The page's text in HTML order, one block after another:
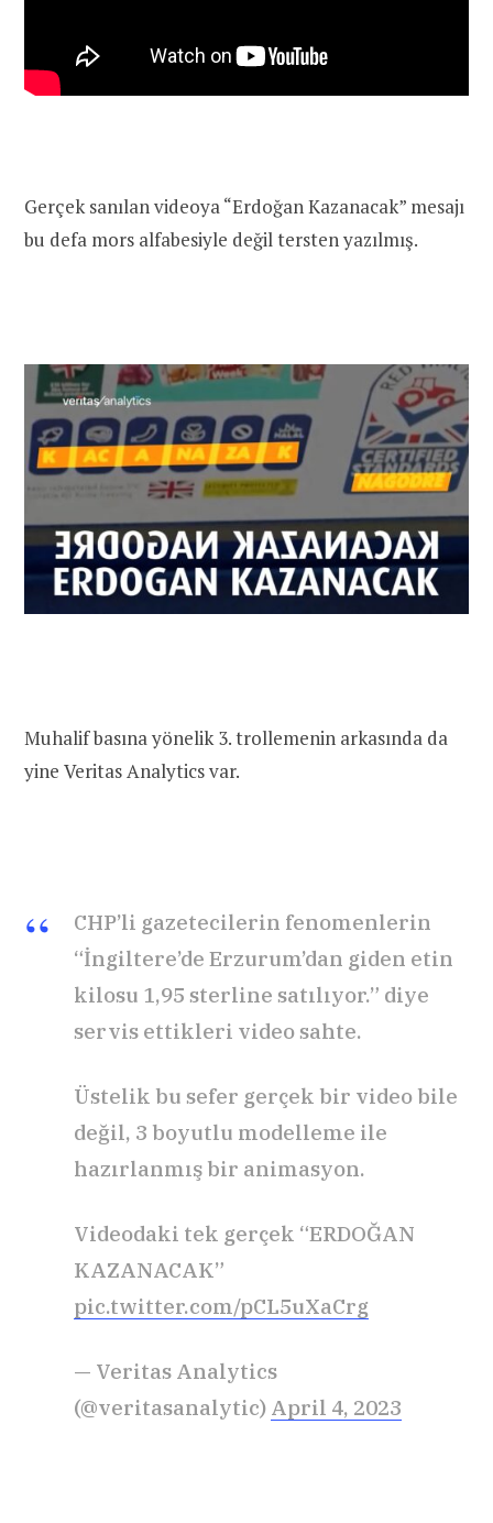
Gerçek sanılan videoya “Erdoğan Kazanacak” mesajı
bu defa mors alfabesiyle değil tersten yazılmış.
Muhalif basına yönelik 3. trollemenin arkasında da
yine Veritas Analytics var.
CHP’li gazetecilerin fenomenlerin
“İngiltere’de Erzurum’dan giden etin
kilosu 1,95 sterline satılıyor.” diye
servis ettikleri video sahte.
Üstelik bu sefer gerçek bir video bile
değil, 3 boyutlu modelleme ile
hazırlanmış bir animasyon.
Videodaki tek gerçek “ERDOĞAN
KAZANACAK”
pic.twitter.com/pCL5uXaCrg
— Veritas Analytics
(@veritasanalytic) April 4, 2023